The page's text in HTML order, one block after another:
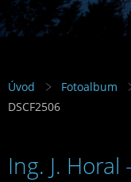
Úvod Fotoalbum
DSCF2506
Ing. J. Horal